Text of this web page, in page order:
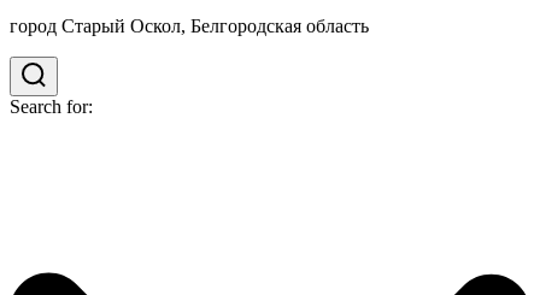
город Старый Оскол, Белгородская область
Search for: